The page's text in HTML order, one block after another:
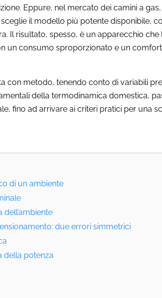
Eppure, nel mercato dei camini a
il modello più potente disponibile,
Il risultato, spesso, è un apparecchio che
un consumo sproporzionato e un comfort
con metodo, tenendo conto di variabili
della termodinamica domestica,
fino ad arrivare ai criteri pratici per una
di un ambiente
due errori simmetrici
della potenza